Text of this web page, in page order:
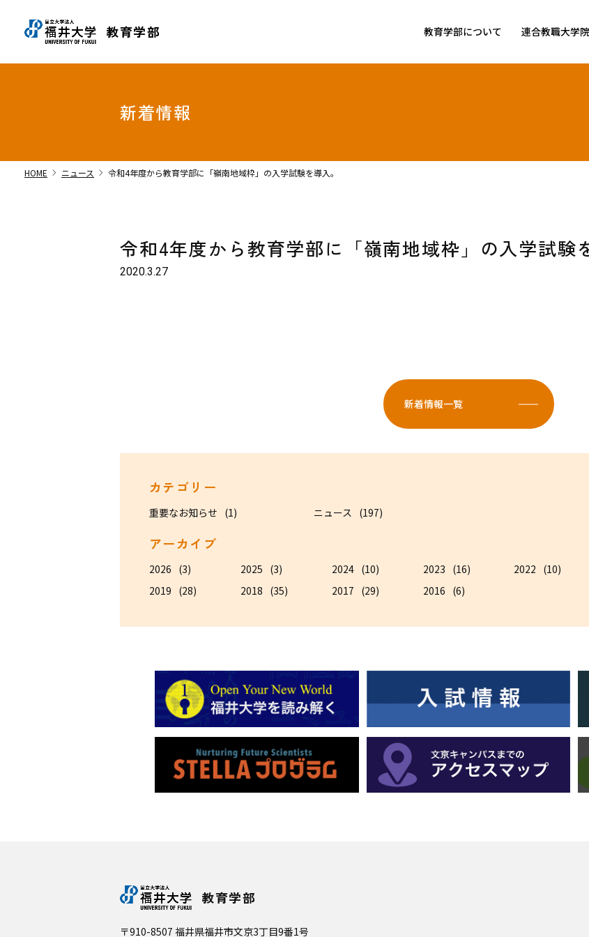
教育学部 教育学部について 連合教職大学
新着情報
HOME chevron_right ニュース chevron_right 令和4年度から教育学部に「嶺南地域枠」の入学試験を導入。
令和4年度から教育学部に「嶺南地域枠」の入学試験
2020.3.27
新着情報一覧
カテゴリー
重要なお知らせ (1) ニュース (197)
アーカイブ
2026 (3) 2025 (3) 2024 (10) 2023 (16) 2022 (10)
2019 (28) 2018 (35) 2017 (29) 2016 (6)
教育学部
〒910-8507 福井県福井市文京3丁目9番1号